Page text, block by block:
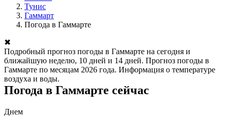
Тунис
Гаммарт
Погода в Гаммарте
✖
Подробный прогноз погоды в Гаммарте на сегодня и
ближайшую неделю, 10 дней и 14 дней. Прогноз погоды в
Гаммарте по месяцам 2026 года. Информация о температуре
воздуха и воды.
Погода в Гаммарте сейчас
Днем